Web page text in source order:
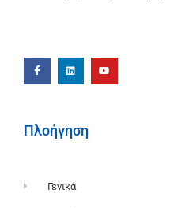
Πλοήγηση
Γενικά